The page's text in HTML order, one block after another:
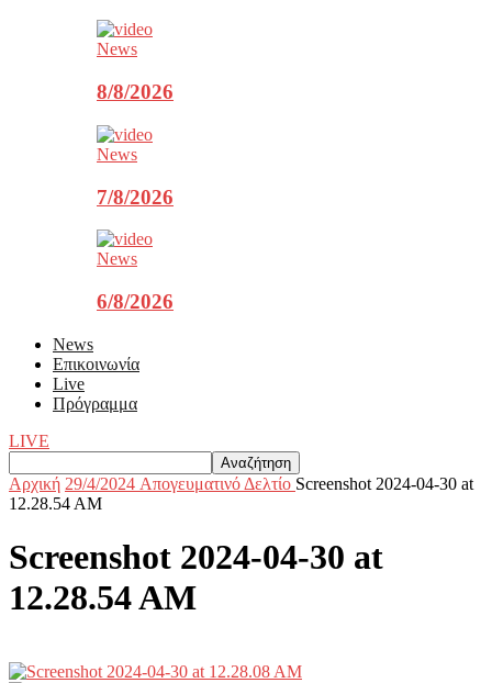
News
8/8/2026
News
7/8/2026
News
6/8/2026
News
Επικοινωνία
Live
Πρόγραμμα
LIVE
Αρχική 29/4/2024 Aπογευματινό Δελτίο Screenshot 2024-04-30 at
12.28.54 AM
Screenshot 2024-04-30 at
12.28.54 AM